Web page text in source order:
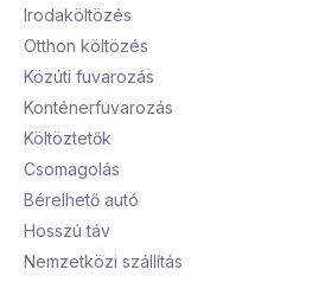
Irodaköltözés
Otthon költözés
Közúti fuvarozás
Konténerfuvarozás
Költöztetők
Csomagolás
Bérelhető autó
Hosszú táv
Nemzetközi szállítás